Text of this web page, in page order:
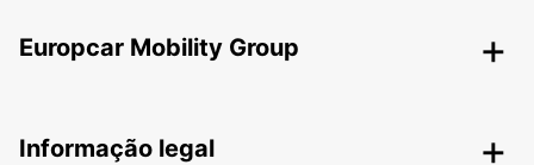
Europcar Mobility Group
Informação legal